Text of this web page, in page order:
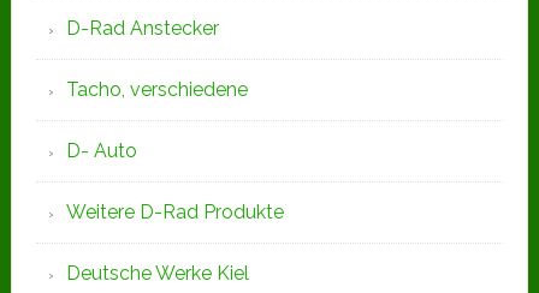
D-Rad Anstecker
Tacho, verschiedene
D- Auto
Weitere D-Rad Produkte
Deutsche Werke Kiel